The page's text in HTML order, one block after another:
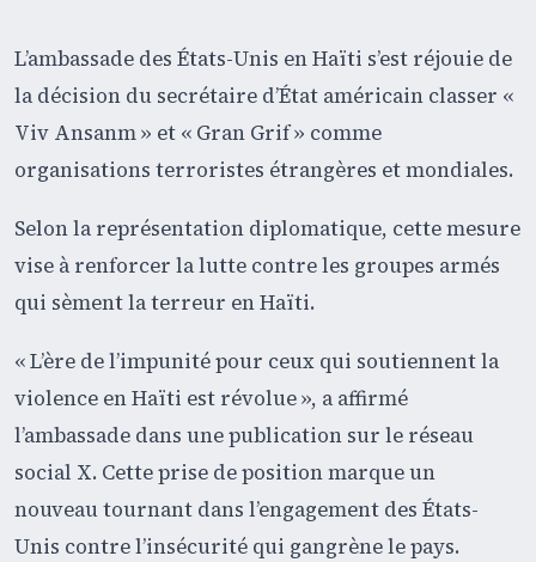
L’ambassade des États-Unis en Haïti s’est réjouie de
la décision du secrétaire d’État américain classer «
Viv Ansanm » et « Gran Grif » comme
organisations terroristes étrangères et mondiales.
Selon la représentation diplomatique, cette mesure
vise à renforcer la lutte contre les groupes armés
qui sèment la terreur en Haïti.
« L’ère de l’impunité pour ceux qui soutiennent la
violence en Haïti est révolue », a affirmé
l’ambassade dans une publication sur le réseau
social X. Cette prise de position marque un
nouveau tournant dans l’engagement des États-
Unis contre l’insécurité qui gangrène le pays.